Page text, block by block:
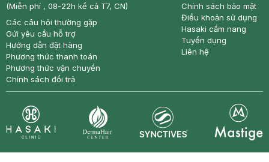
(Miễn phí , 08-22h kể cả T7, CN)
Các câu hỏi thường gặp
Gửi yêu cầu hỗ trợ
Hướng dẫn đặt hàng
Phương thức thanh toán
Phương thức vận chuyển
Chính sách đổi trả
Chính sách bảo mật
Điều khoản sử dụng
Hasaki cẩm nang
Tuyển dụng
Liên hệ